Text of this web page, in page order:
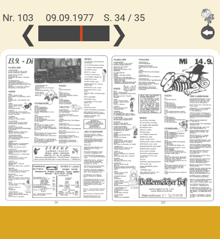
Nr. 103 09.09.1977 S. 34 / 35
❮ ❯